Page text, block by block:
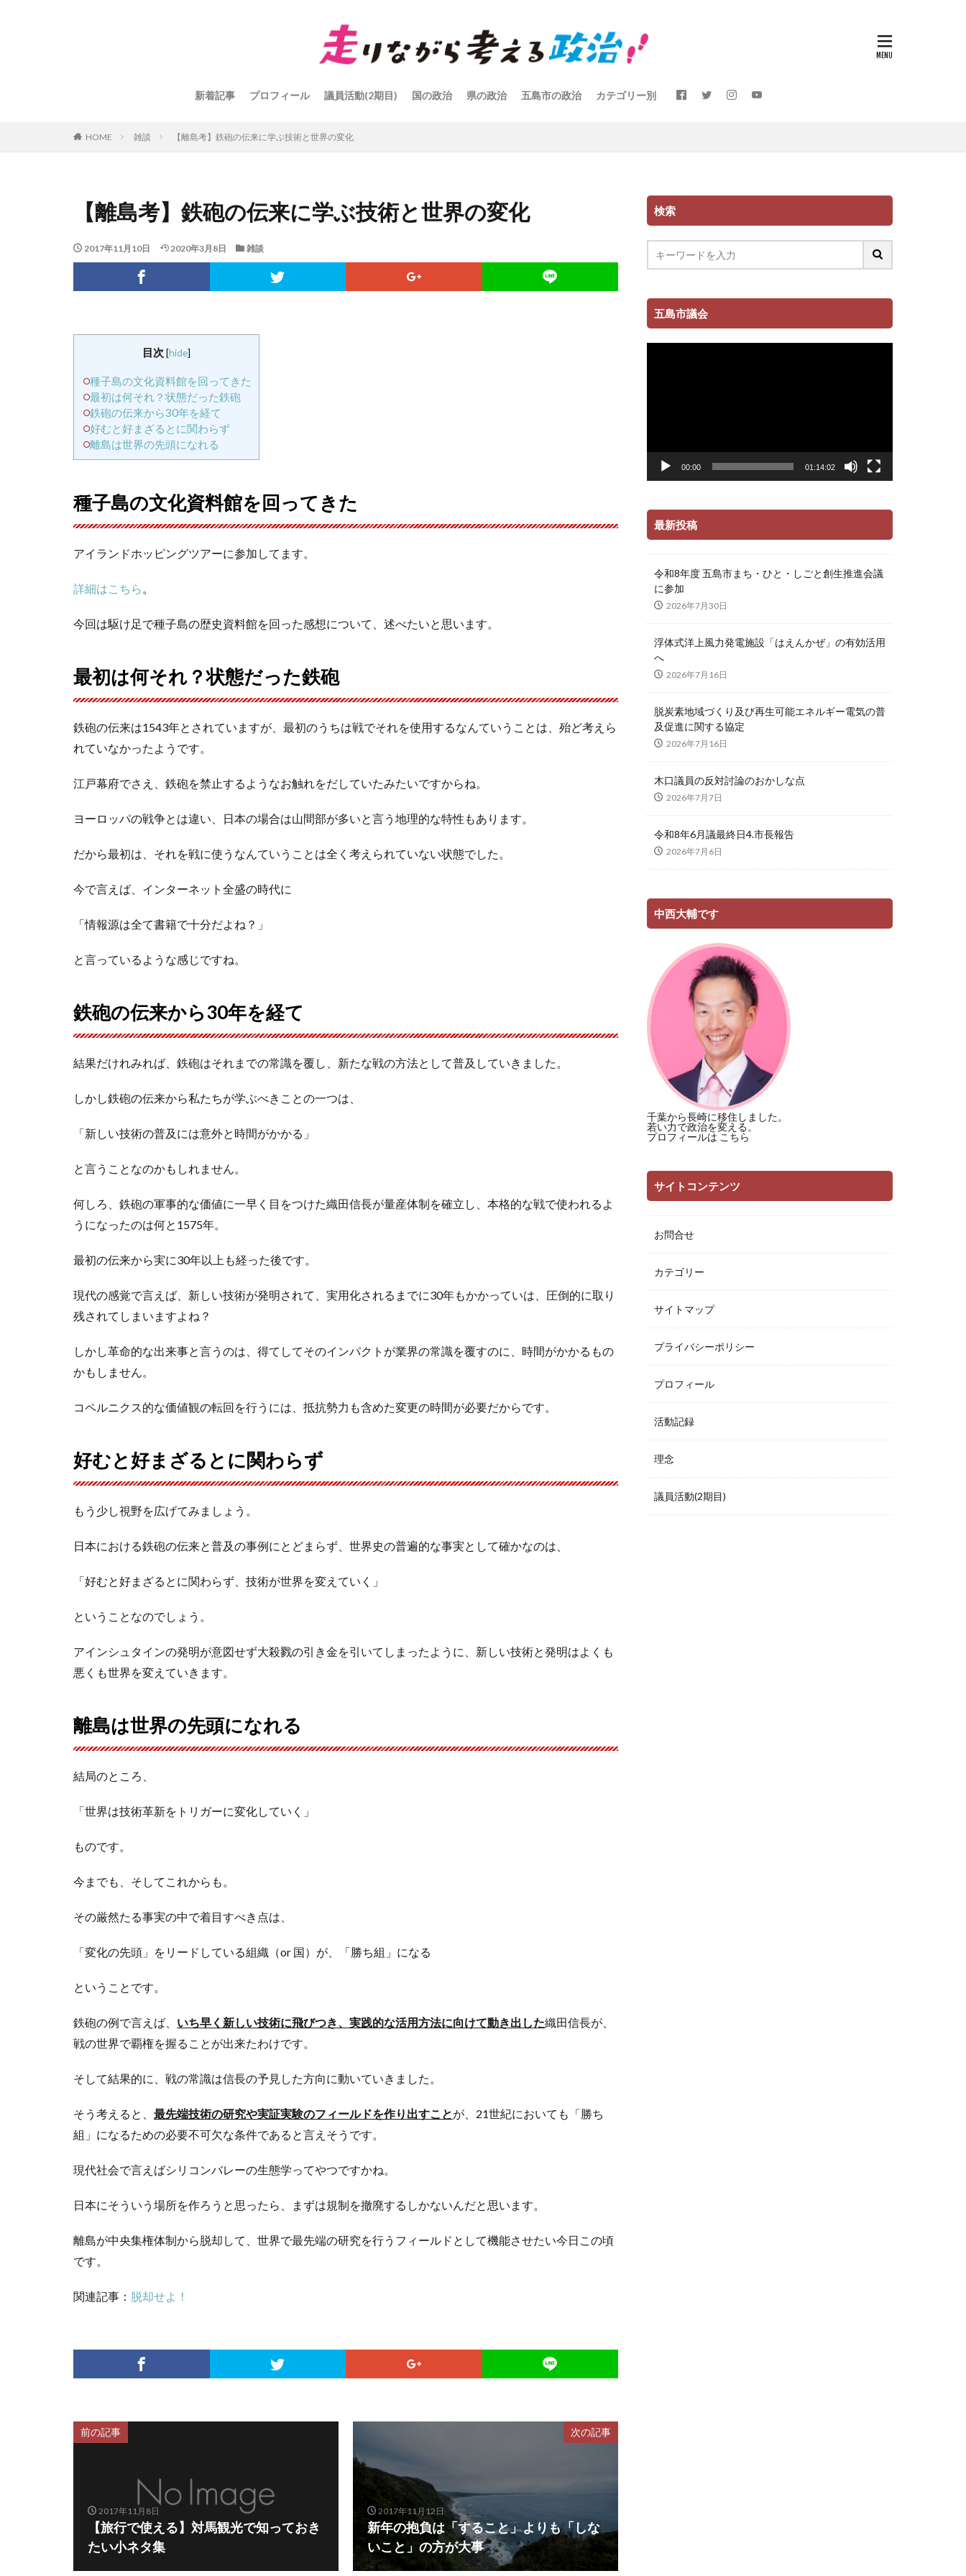
新着記事 プロフィール 議員活動(2期目) 国の政治 県の政治 五島市の政治 カテゴリー別
HOME 雑談 【離島考】鉄砲の伝来に学ぶ技術と世界の変化
【離島考】鉄砲の伝来に学ぶ技術と世界の変化
2017年11月10日 2020年3月8日 雑談
目次 [hide]
種子島の文化資料館を回ってきた
最初は何それ？状態だった鉄砲
鉄砲の伝来から30年を経て
好むと好まざるとに関わらず
離島は世界の先頭になれる
種子島の文化資料館を回ってきた
アイランドホッピングツアーに参加してます。
詳細はこちら 。
今回は駆け足で種子島の歴史資料館を回った感想について、述べたいと思います。
最初は何それ？状態だった鉄砲
鉄砲の伝来は1543年とされていますが、最初のうちは戦でそれを使用するなんていうことは、殆ど考えら
れていなかったようです。
江戸幕府でさえ、鉄砲を禁止するようなお触れをだしていたみたいですからね。
ヨーロッパの戦争とは違い、日本の場合は山間部が多いと言う地理的な特性もあります。
だから最初は、それを戦に使うなんていうことは全く考えられていない状態でした。
今で言えば、インターネット全盛の時代に
「情報源は全て書籍で十分だよね？」
と言っているような感じですね。
鉄砲の伝来から30年を経て
結果だけれみれば、鉄砲はそれまでの常識を覆し、新たな戦の方法として普及していきました。
しかし鉄砲の伝来から私たちが学ぶべきことの一つは、
「新しい技術の普及には意外と時間がかかる」
と言うことなのかもしれません。
何しろ、鉄砲の軍事的な価値に一早く目をつけた織田信長が量産体制を確立し、本格的な戦で使われるよ
うになったのは何と1575年。
最初の伝来から実に30年以上も経った後です。
現代の感覚で言えば、新しい技術が発明されて、実用化されるまでに30年もかかっていは、圧倒的に取り
残されてしまいますよね？
しかし革命的な出来事と言うのは、得てしてそのインパクトが業界の常識を覆すのに、時間がかかるもの
かもしません。
コペルニクス的な価値観の転回を行うには、抵抗勢力も含めた変更の時間が必要だからです。
好むと好まざるとに関わらず
もう少し視野を広げてみましょう。
日本における鉄砲の伝来と普及の事例にとどまらず、世界史の普遍的な事実として確かなのは、
「好むと好まざるとに関わらず、技術が世界を変えていく」
ということなのでしょう。
アインシュタインの発明が意図せず大殺戮の引き金を引いてしまったように、新しい技術と発明はよくも
悪くも世界を変えていきます。
離島は世界の先頭になれる
結局のところ、
「世界は技術革新をトリガーに変化していく」
ものです。
今までも、そしてこれからも。
その厳然たる事実の中で着目すべき点は、
「変化の先頭」をリードしている組織（or 国）が、「勝ち組」になる
ということです。
鉄砲の例で言えば、 いち早く新しい技術に飛びつき、実践的な活用方法に向けて動き出した織田信長が、
戦の世界で覇権を握ることが出来たわけです。
そして結果的に、戦の常識は信長の予見した方向に動いていきました。
そう考えると、 最先端技術の研究や実証実験のフィールドを作り出すことが、21世紀においても「勝ち
組」になるための必要不可欠な条件であると言えそうです。
現代社会で言えばシリコンバレーの生態学ってやつですかね。
日本にそういう場所を作ろうと思ったら、まずは規制を撤廃するしかないんだと思います。
離島が中央集権体制から脱却して、世界で最先端の研究を行うフィールドとして機能させたい今日この頃
です。
関連記事： 脱却せよ！
前の記事
2017年11月8日
【旅行で使える】対馬観光で知っておき
たい小ネタ集
次の記事
2017年11月12日
新年の抱負は「すること」よりも「しな
いこと」の方が大事
検索
五島市議会
動
00:00 01:14:02
最新投稿
令和8年度 五島市まち・ひと・しごと創生推進会議
に参加
2026年7月30日
浮体式洋上風力発電施設「はえんかぜ」の有効活用
へ
2026年7月16日
脱炭素地域づくり及び再生可能エネルギー電気の普
及促進に関する協定
2026年7月16日
木口議員の反対討論のおかしな点
2026年7月7日
令和8年6月議最終日4.市長報告
2026年7月6日
中西大輔です
千葉から長崎に移住しました。
若い力で政治を変える。
プロフィールは こちら
サイトコンテンツ
お問合せ
カテゴリー
サイトマップ
プライバシーポリシー
プロフィール
活動記録
理念
議員活動(2期目)